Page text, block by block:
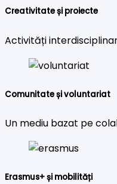
Creativitate și proiecte
Activități
Comunitate și voluntariat
Un mediu bazat pe
Erasmus+ și mobilități